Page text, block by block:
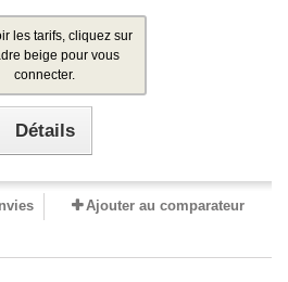
les tarifs, cliquez sur
beige pour vous
connecter.
Détails
Ajouter au comparateur